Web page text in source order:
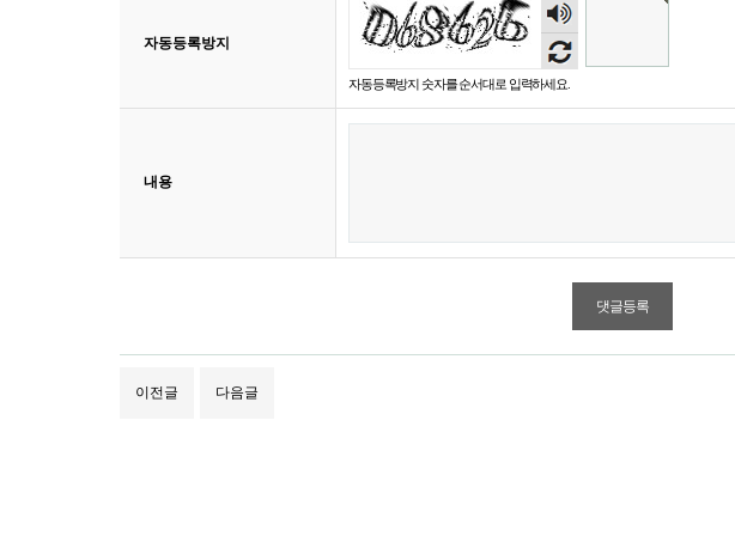
자동등록방지
숫자
음성
듣기
자동등록방지 숫자를 순서대로 입력하세요.
내용
이전글 다음글